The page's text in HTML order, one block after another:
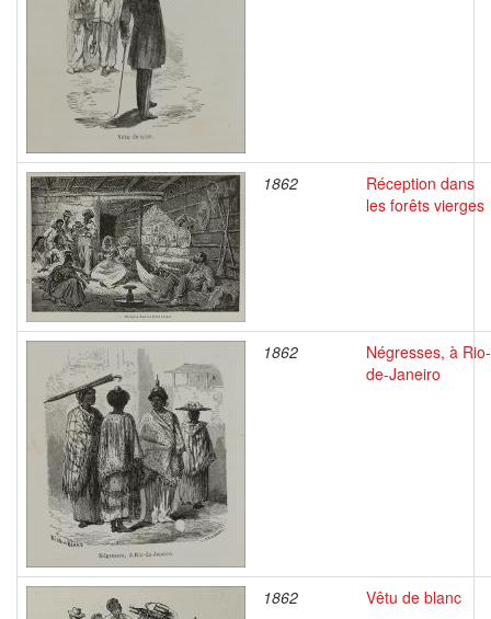
1862
Réception dans
les forêts vierges
1862
Négresses, à Rio-
de-Janeiro
1862 Vêtu de blanc